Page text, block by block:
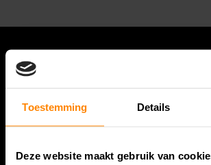
Toestemming Details
Deze website maakt gebruik van